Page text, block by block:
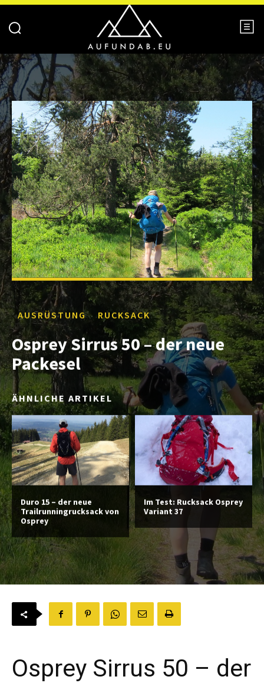
AUSRÜSTUNG RUCKSACK
Osprey Sirrus 50 – der neue
Packesel
ÄHNLICHE ARTIKEL
Duro 15 – der neue
Trailrunningrucksack von
Osprey
Im Test: Rucksack Osprey
Variant 37
Osprey Sirrus 50 – der